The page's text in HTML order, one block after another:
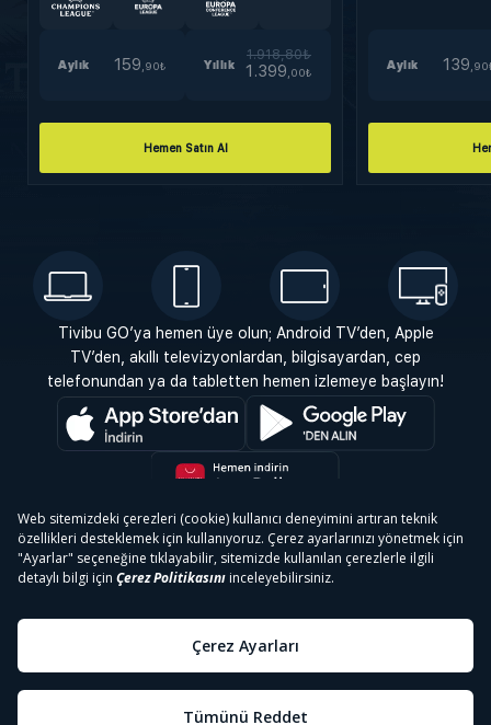
Aylık 159,90₺ Yıllık
1.918,80₺
1.399,00₺
Hemen Satın Al
Aylık 139
Tivibu GO’ya hemen üye olun; Android TV’den, Apple
TV’den, akıllı televizyonlardan, bilgisayardan, cep
telefonundan ya da tabletten hemen izlemeye başlayın!